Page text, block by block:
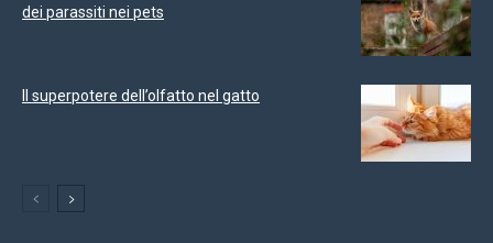
dei parassiti nei pets
Il superpotere dell’olfatto nel gatto